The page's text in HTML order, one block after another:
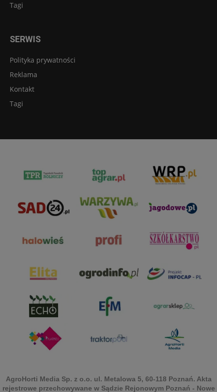
Tagi
SERWIS
Polityka prywatności
Reklama
Kontakt
Tagi
AgroHorti Media Sp. z o.o. ul. Metalowa 5, 60-118 Poznań. Akta
rejestrowe przechowywane w Sądzie Rejonowym Poznań - Nowe